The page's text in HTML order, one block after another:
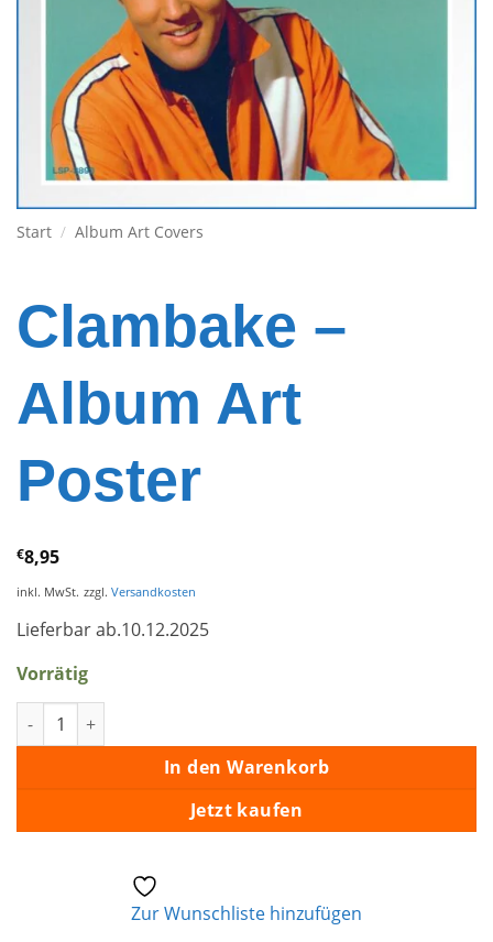
Start / Album Art Covers
Clambake –
Album Art
Poster
€8,95
inkl. MwSt. zzgl. Versandkosten
Lieferbar ab.10.12.2025
Vorrätig
Clambake – Album Art Poster Menge
In den Warenkorb
Jetzt kaufen
Zur Wunschliste hinzufügen